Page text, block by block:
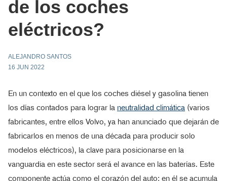
de los coches
eléctricos?
ALEJANDRO SANTOS
16 JUN 2022
En un contexto en el que los coches diésel y gasolina tienen
los días contados para lograr la neutralidad climática (varios
fabricantes, entre ellos Volvo, ya han anunciado que dejarán de
fabricarlos en menos de una década para producir solo
modelos eléctricos), la clave para posicionarse en la
vanguardia en este sector será el avance en las baterías. Este
componente actúa como el corazón del auto: en él se acumula